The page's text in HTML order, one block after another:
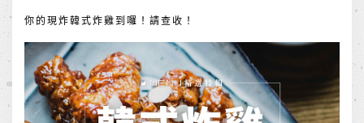
你的現炸韓式炸雞到囉！請查收！